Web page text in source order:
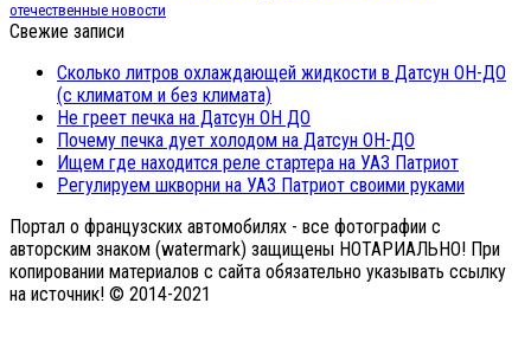
отечественные новости
Свежие записи
Сколько литров охлаждающей жидкости в Датсун ОН-ДО
(с климатом и без климата)
Не греет печка на Датсун ОН ДО
Почему печка дует холодом на Датсун ОН-ДО
Ищем где находится реле стартера на УАЗ Патриот
Регулируем шкворни на УАЗ Патриот своими руками
Портал о французских автомобилях - все фотографии с
авторским знаком (watermark) защищены НОТАРИАЛЬНО! При
копировании материалов с сайта обязательно указывать ссылку
на источник! © 2014-2021